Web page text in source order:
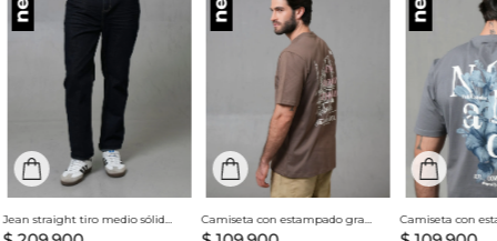
Jean straight tiro medio sólido para hombre Camiseta con estampado grande en espalda para hombre